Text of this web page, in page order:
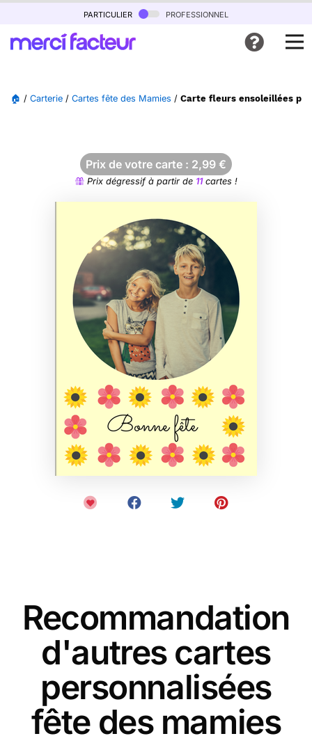
particulier professionnel
🏠 / Carterie / Cartes fête des Mamies / Carte fleurs ensoleillées
Prix de votre carte : 2,99 €
Prix dégressif à partir de 11cartes !
Recommandation
d'autres cartes
personnalisées
fête des mamies